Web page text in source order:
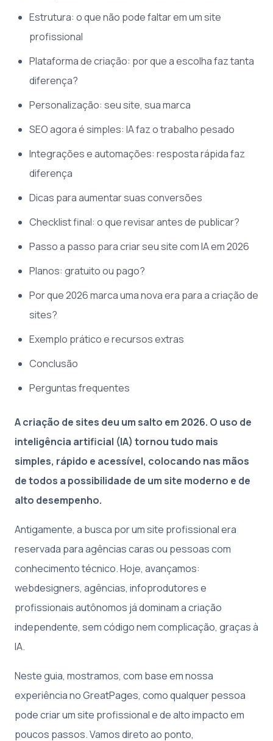
Estrutura: o que não pode faltar em um site
profissional
Plataforma de criação: por que a escolha faz tanta
diferença?
Personalização: seu site, sua marca
SEO agora é simples: IA faz o trabalho pesado
Integrações e automações: resposta rápida faz
diferença
Dicas para aumentar suas conversões
Checklist final: o que revisar antes de publicar?
Passo a passo para criar seu site com IA em 2026
Planos: gratuito ou pago?
Por que 2026 marca uma nova era para a criação de
sites?
Exemplo prático e recursos extras
Conclusão
Perguntas frequentes
A criação de sites deu um salto em 2026. O uso de
inteligência artificial (IA) tornou tudo mais
simples, rápido e acessível, colocando nas mãos
de todos a possibilidade de um site moderno e de
alto desempenho.
Antigamente, a busca por um site profissional era
reservada para agências caras ou pessoas com
conhecimento técnico. Hoje, avançamos:
webdesigners, agências, infoprodutores e
profissionais autônomos já dominam a criação
independente, sem código nem complicação, graças à
IA.
Neste guia, mostramos, com base em nossa
experiência no GreatPages, como qualquer pessoa
pode criar um site profissional e de alto impacto em
poucos passos. Vamos direto ao ponto,